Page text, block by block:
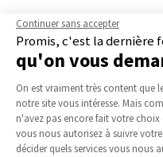
Continuer sans accepter
Promis, c'est la dernière
qu'on vous
Plateforme de
On est vraiment très content que
notre site vous intéresse. Mais
n'avez pas encore fait votre
vous nous autorisez à suivre
décider quels services vous nous